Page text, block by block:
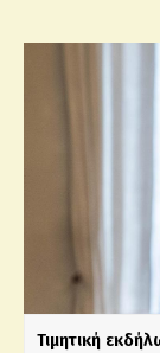
Τιμητική